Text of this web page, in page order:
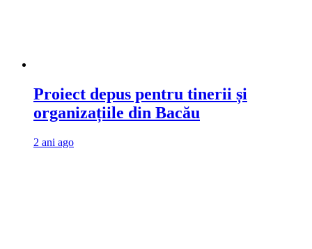
Proiect depus pentru tinerii și
organizațiile din Bacău
2 ani ago